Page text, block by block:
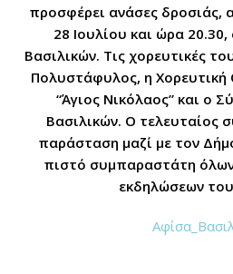
προσφέρει ανάσες δροσιάς,
28 Ιουλίου και ώρα
Βασιλικών. Τις χορευτικές
Πολυστάφυλος, η
“Άγιος Νικόλαος” και ο
Βασιλικών. Ο τελευταίος
παράσταση μαζί με τον
πιστό συμπαραστάτη
εκδηλώσεων